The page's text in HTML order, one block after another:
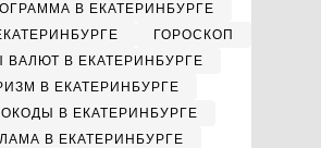
В ЕКАТЕРИНБУРГЕ
ГОРОСКОП
ВАЛЮТ В ЕКАТЕРИНБУРГЕ
В ЕКАТЕРИНБУРГЕ
В ЕКАТЕРИНБУРГЕ
В ЕКАТЕРИНБУРГЕ